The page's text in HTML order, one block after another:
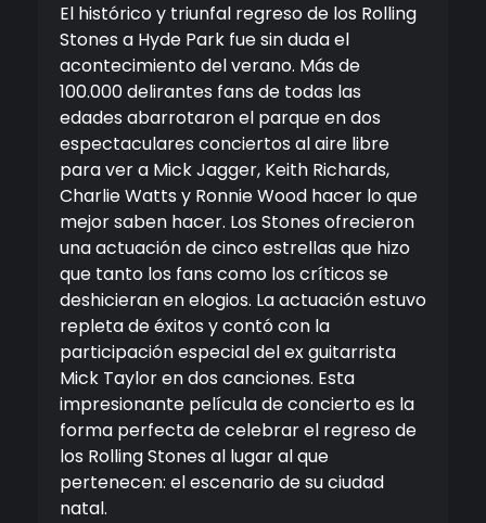
El histórico y triunfal regreso de los Rolling
Stones a Hyde Park fue sin duda el
acontecimiento del verano. Más de
100.000 delirantes fans de todas las
edades abarrotaron el parque en dos
espectaculares conciertos al aire libre
para ver a Mick Jagger, Keith Richards,
Charlie Watts y Ronnie Wood hacer lo que
mejor saben hacer. Los Stones ofrecieron
una actuación de cinco estrellas que hizo
que tanto los fans como los críticos se
deshicieran en elogios. La actuación estuvo
repleta de éxitos y contó con la
participación especial del ex guitarrista
Mick Taylor en dos canciones. Esta
impresionante película de concierto es la
forma perfecta de celebrar el regreso de
los Rolling Stones al lugar al que
pertenecen: el escenario de su ciudad
natal.